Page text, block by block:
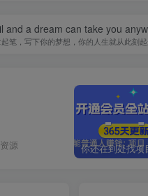
and a dream can take you
笔，写下你的梦想，你的人生就从此刻
源